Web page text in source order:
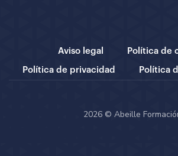
Aviso legal Política de
Política de privacidad Política
2026 © Abeille